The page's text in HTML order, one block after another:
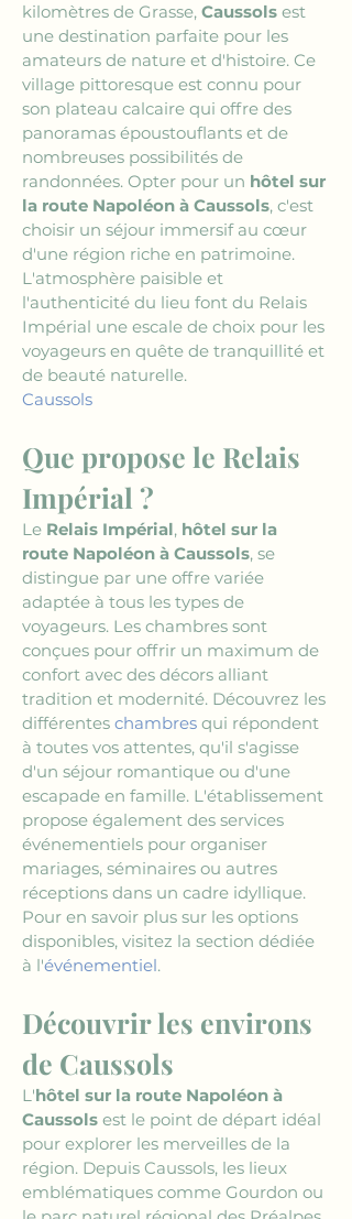
kilomètres de Grasse, Caussols est
une destination parfaite pour les
amateurs de nature et d'histoire. Ce
village pittoresque est connu pour
son plateau calcaire qui offre des
panoramas époustouflants et de
nombreuses possibilités de
randonnées. Opter pour un hôtel sur
la route Napoléon à Caussols, c'est
choisir un séjour immersif au cœur
d'une région riche en patrimoine.
L'atmosphère paisible et
l'authenticité du lieu font du Relais
Impérial une escale de choix pour les
voyageurs en quête de tranquillité et
de beauté naturelle.
Caussols
Que propose le Relais
Impérial ?
Le Relais Impérial, hôtel sur la
route Napoléon à Caussols, se
distingue par une offre variée
adaptée à tous les types de
voyageurs. Les chambres sont
conçues pour offrir un maximum de
confort avec des décors alliant
tradition et modernité. Découvrez les
différentes chambres qui répondent
à toutes vos attentes, qu'il s'agisse
d'un séjour romantique ou d'une
escapade en famille. L'établissement
propose également des services
événementiels pour organiser
mariages, séminaires ou autres
réceptions dans un cadre idyllique.
Pour en savoir plus sur les options
disponibles, visitez la section dédiée
à l'événementiel.
Découvrir les environs
de Caussols
L'hôtel sur la route Napoléon à
Caussols est le point de départ idéal
pour explorer les merveilles de la
région. Depuis Caussols, les lieux
emblématiques comme Gourdon ou